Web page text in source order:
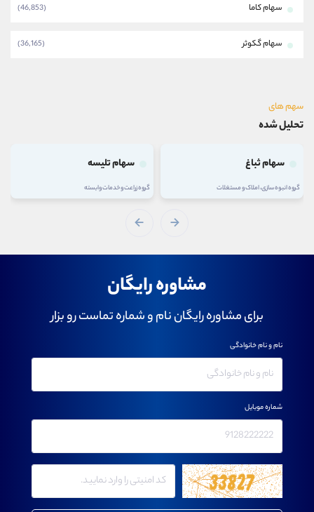
سهام کاما (46,853)
سهام گکوثر (36,165)
سهم های
تحلیل شده
سهام ثباغ
گروه انبوه سازی، املاک و مستغلات
سهام تلیسه
گروه زراعت و خدمات وابسته
مشاوره رایگان
برای مشاوره رایگان نام و شماره تماست رو بزار
نام و نام خانوادگی
شماره موبایل